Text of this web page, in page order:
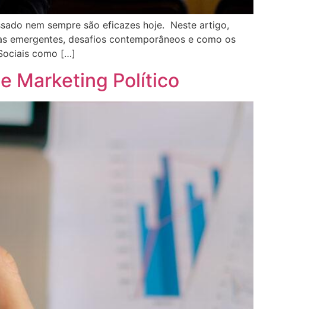
nem sempre são eficazes hoje. Neste artigo,
emergentes, desafios contemporâneos e como os
como […]
Marketing Político